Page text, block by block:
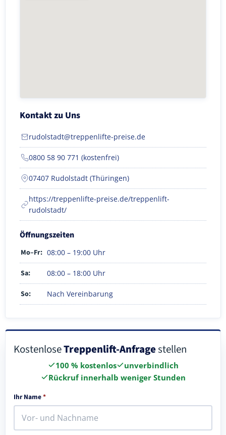
Kontakt zu Uns
rudolstadt@treppenlifte-preise.de
0800 58 90 771 (kostenfrei)
07407 Rudolstadt (Thüringen)
https://treppenlifte-preise.de/treppenlift-
rudolstadt/
Öffnungszeiten
Mo–Fr: 08:00 – 19:00 Uhr
Sa: 08:00 – 18:00 Uhr
So: Nach Vereinbarung
KostenloseTreppenlift-Anfragestellen
100 % kostenlos
unverbindlich
Rückruf innerhalb weniger Stunden
Ihr Name*